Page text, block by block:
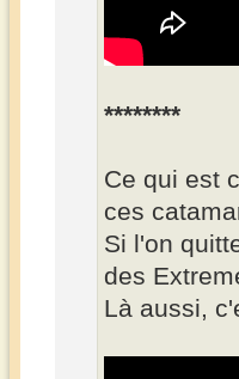
********
Ce qui est
ces
Si l'on
des
Là aussi,